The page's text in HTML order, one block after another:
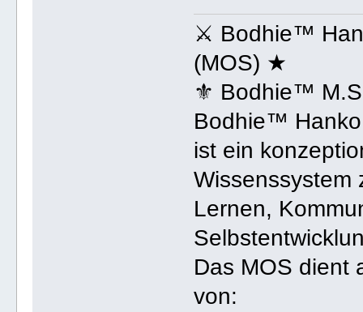
⚔ Bodhie™
(MOS) ★
⚜ Bodhie™
Bodhie™
ist ein
Wissenssystem
Lernen,
Das MOS dient
von: